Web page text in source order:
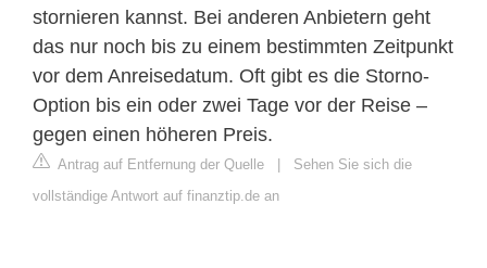
stornieren kannst. Bei anderen Anbietern geht
das nur noch bis zu einem bestimmten Zeitpunkt
vor dem Anreisedatum. Oft gibt es die Storno-
Option bis ein oder zwei Tage vor der Reise –
gegen einen höheren Preis.
Antrag auf Entfernung der Quelle | Sehen Sie sich die
vollständige Antwort auf finanztip.de an